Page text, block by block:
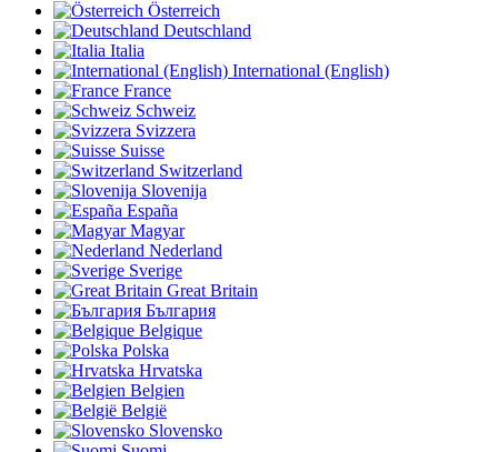
Österreich
Deutschland
Italia
International (English)
France
Schweiz
Svizzera
Suisse
Switzerland
Slovenija
España
Magyar
Nederland
Sverige
Great Britain
България
Belgique
Polska
Hrvatska
Belgien
België
Slovensko